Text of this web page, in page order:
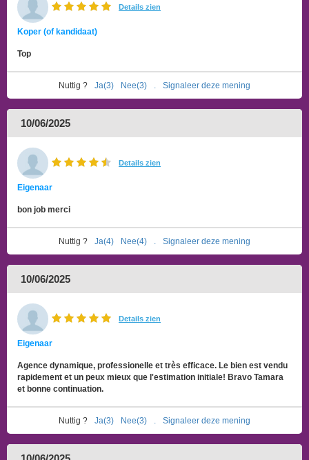
Details zien
Koper (of kandidaat)
Top
Nuttig ? Ja(3) Nee(3) Signaleer deze mening
10/06/2025
Details zien
Eigenaar
bon job merci
Nuttig ? Ja(4) Nee(4) Signaleer deze mening
10/06/2025
Details zien
Eigenaar
Agence dynamique, professionelle et très efficace. Le bien est vendu
rapidement et un peux mieux que l'estimation initiale! Bravo Tamara
et bonne continuation.
Nuttig ? Ja(3) Nee(3) Signaleer deze mening